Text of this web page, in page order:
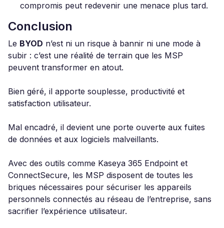
compromis peut redevenir une menace plus tard.
Conclusion
Le BYOD n’est ni un risque à bannir ni une mode à
subir : c’est une réalité de terrain que les MSP
peuvent transformer en atout.
Bien géré, il apporte souplesse, productivité et
satisfaction utilisateur.
Mal encadré, il devient une porte ouverte aux fuites
de données et aux logiciels malveillants.
Avec des outils comme Kaseya 365 Endpoint et
ConnectSecure, les MSP disposent de toutes les
briques nécessaires pour sécuriser les appareils
personnels connectés au réseau de l’entreprise, sans
sacrifier l’expérience utilisateur.